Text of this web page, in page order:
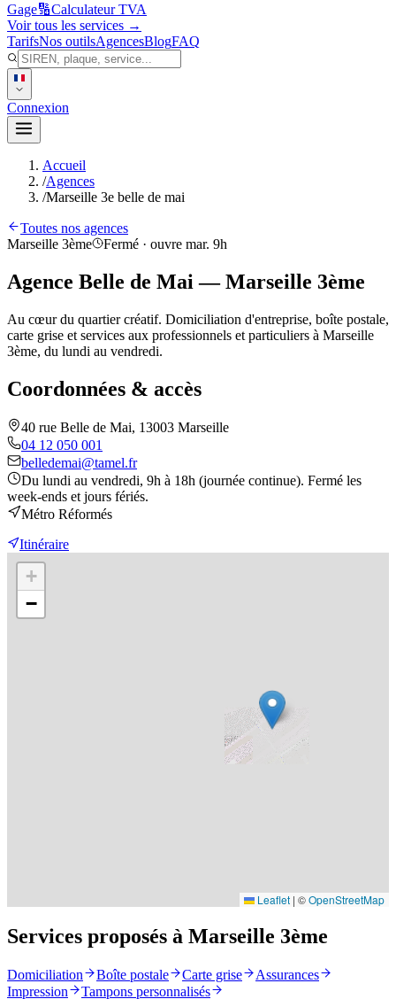
Gage🔢Calculateur TVA
Voir tous les services →
TarifsNos outilsAgencesBlogFAQ
Connexion
Accueil
/Agences
/Marseille 3e belle de mai
Toutes nos agences
Marseille 3ème
Fermé · ouvre mar. 9h
Agence Belle de Mai — Marseille 3ème
Au cœur du quartier créatif. Domiciliation d'entreprise, boîte postale,
carte grise et services aux professionnels et particuliers à Marseille
3ème, du lundi au vendredi.
Coordonnées & accès
40 rue Belle de Mai, 13003 Marseille
04 12 050 001
belledemai@tamel.fr
Du lundi au vendredi, 9h à 18h (journée continue). Fermé les
week-ends et jours fériés.
Métro Réformés
Itinéraire
+
−
Leaflet | ©OpenStreetMap
Services proposés à Marseille 3ème
Domiciliation Boîte postale Carte grise
Assurances
Impression
Tampons personnalisés